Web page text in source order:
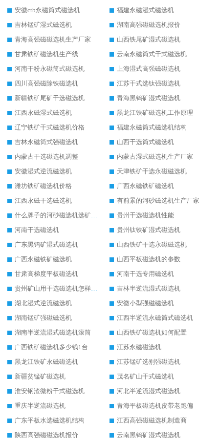
安徽ctb永磁筒式磁选机
福建永磁湿式磁选机
吉林锰矿湿式磁选机
湖南高强磁磁选机报价
青海高强磁磁选机生产厂家
山西铁尾矿湿式磁选机
甘肃铁矿磁选机生产线
云南永磁筒式干式磁选机
河南干粉永磁筒式磁选机
上海湿式高强磁磁选机
四川高强磁除铁磁选机
江苏干式选钛强磁选机
新疆铁矿尾矿干选磁选机
青海黑钨矿湿式磁选机
江西永磁湿式磁选机
黑龙江铁矿磁选机工作原理
辽宁铁矿干式磁选机价格
福建永磁筒式磁选机结构
吉林永磁筒式强磁选机
山西干选筒式磁选机
内蒙古干选磁选机调整
内蒙古湿式磁选机生产厂家
安徽湿式逆流磁选机
天津铁矿干选永磁磁选机
潍坊铁矿磁选机价格
广西永磁铁矿磁选机
江西永磁干选磁选机
有前景的河砂磁选机生产厂家
什么牌子的河砂磁选机选矿效果好
贵州干选磁选机性能
河南干选磁选机
贵州钛铁矿湿式磁选机
广东黑钨矿湿式磁选机
山西铁矿干选永磁磁选机
广西永磁铁矿磁选机
山西平板磁选机的参数
甘肃高梯度平板磁选机
河南干选专用磁选机
贵州矿山用干选磁选机怎样调磁
吉林半逆流湿式磁选机
湖北湿式逆流磁选机
安徽小型强磁磁选机
湖南锰矿强磁磁选机
江西半逆流永磁筒式磁选机
湖南半逆流湿式磁选机滚筒
山西铁矿磁选机如何配置
广西铁矿磁选机多少钱1台
江苏永磁磁选机
黑龙江铁矿永磁磁选机
江苏锰矿选别强磁选机
新疆贫锰矿磁选机
茂名矿山干式磁选机
淮安钢渣微粉干式磁选机
河北半逆流湿式磁选机
重庆半逆流磁选机
青海平板磁选机皮带老跑偏
广东平板水选磁选机结构
江西高强磁磁选机制造商
陕西高强磁磁选机报价
云南黑钨矿湿式磁选机